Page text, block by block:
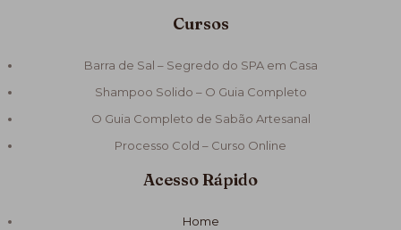
Cursos
Barra de Sal – Segredo do SPA em Casa
Shampoo Solido – O Guia Completo
O Guia Completo de Sabão Artesanal
Processo Cold – Curso Online
Acesso Rápido
Home